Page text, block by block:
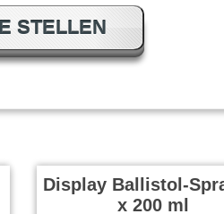
STELLEN
Display Ballistol-
x 200 ml